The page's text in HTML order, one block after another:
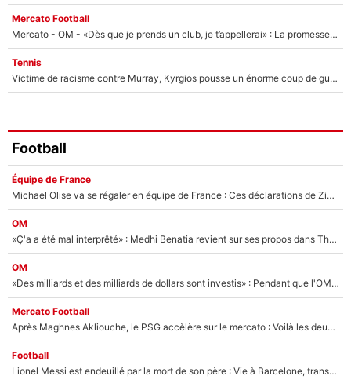
Mercato Football
Mercato - OM - «Dès que je prends un club, je t’appellerai» : La promesse de Marcelino au moment de claquer la porte
Tennis
Victime de racisme contre Murray, Kyrgios pousse un énorme coup de gueule !
Football
Équipe de France
Michael Olise va se régaler en équipe de France : Ces déclarations de Zinedine Zidane qui prouvent qu'il va tout miser sur la star du Bayern Munich !
OM
«Ç'a a été mal interprêté» : Medhi Benatia revient sur ses propos dans The Bridge et précise ses conditions pour rejoindre le PSG !
OM
«Des milliards et des milliards de dollars sont investis» : Pendant que l'OM est en pleine crise financière, Frank McCourt lance un nouveau projet à 260M€ !
Mercato Football
Après Maghnes Akliouche, le PSG accèlère sur le mercato : Voilà les deux nouvelles recrues qui vont signer la semaine prochaine ?
Football
Lionel Messi est endeuillé par la mort de son père : Vie à Barcelone, transfert au PSG... voilà comment Jorge Messi a joué un rôle essentiel dans sa carrière !